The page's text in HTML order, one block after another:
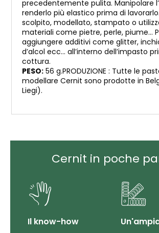
precedentemente pulita. Manipolare
renderlo più elastico prima di
scolpito, modellato, stampato o
materiali come pietre, perle, piume…
aggiungere additivi come glitter,
d’alcol ecc… all’interno dell’impasto
cottura.
PESO: 56 g.PRODUZIONE : Tutte le
modellare Cernit sono prodotte in
Liegi).
Cernit in poche
Il know-how